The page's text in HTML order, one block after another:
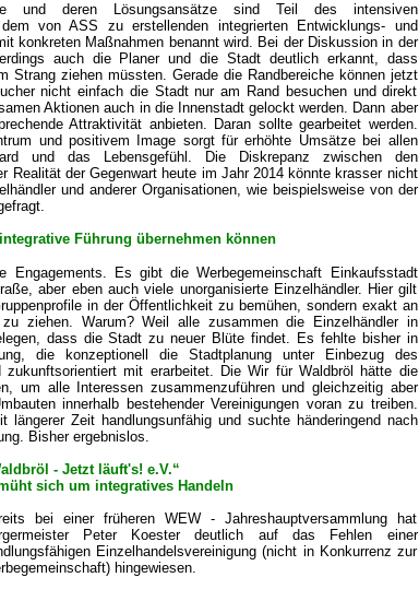
und deren Lösungsansätze sind Teil des intensiven
von ASS zu erstellenden integrierten Entwicklungs- und
konkreten Maßnahmen benannt wird. Bei der Diskussion in der
auch die Planer und die Stadt deutlich erkannt, dass
Strang ziehen müssten. Gerade die Randbereiche können jetzt
nicht einfach die Stadt nur am Rand besuchen und direkt
Aktionen auch in die Innenstadt gelockt werden. Dann aber
Attraktivität anbieten. Daran sollte gearbeitet werden.
und positivem Image sorgt für erhöhte Umsätze bei allen
und das Lebensgefühl. Die Diskrepanz zwischen den
Realität der Gegenwart heute im Jahr 2014 könnte krasser nicht
und anderer Organisationen, wie beispielsweise von der
Führung übernehmen können
Engagements. Es gibt die Werbegemeinschaft Einkaufsstadt
aber eben auch viele unorganisierte Einzelhändler. Hier gilt
in der Öffentlichkeit zu bemühen, sondern exakt an
ziehen. Warum? Weil alle zusammen die Einzelhändler in
dass die Stadt zu neuer Blüte findet. Es fehlte bisher in
die konzeptionell die Stadtplanung unter Einbezug des
zukunftsorientiert mit erarbeitet. Die Wir für Waldbröl hätte die
um alle Interessen zusammenzuführen und gleichzeitig aber
innerhalb bestehender Vereinigungen voran zu treiben.
längerer Zeit handlungsunfähig und suchte händeringend nach
Bisher ergebnislos.
- Jetzt läuft's! e.V.“
sich um integratives Handeln
bei einer früheren WEW - Jahreshauptversammlung hat
Peter Koester deutlich auf das Fehlen einer
Einzelhandelsvereinigung (nicht in Konkurrenz zur
hingewiesen.